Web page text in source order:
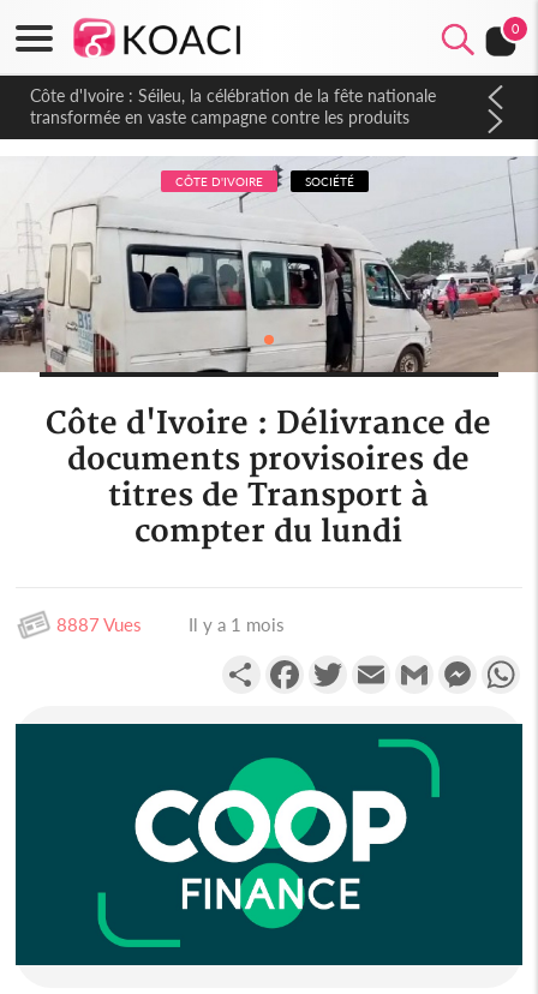
0
Côte d'Ivoire : Séileu, la célébration de la fête nationale
transformée en vaste campagne contre les produits
dépigmentants dangereux
CÔTE D'IVOIRE SOCIÉTÉ
Côte d'Ivoire : Délivrance de
documents provisoires de
titres de Transport à
compter du lundi
8887 Vues Il y a 1 mois
PartagerFacebookTwitterEmail Gmail